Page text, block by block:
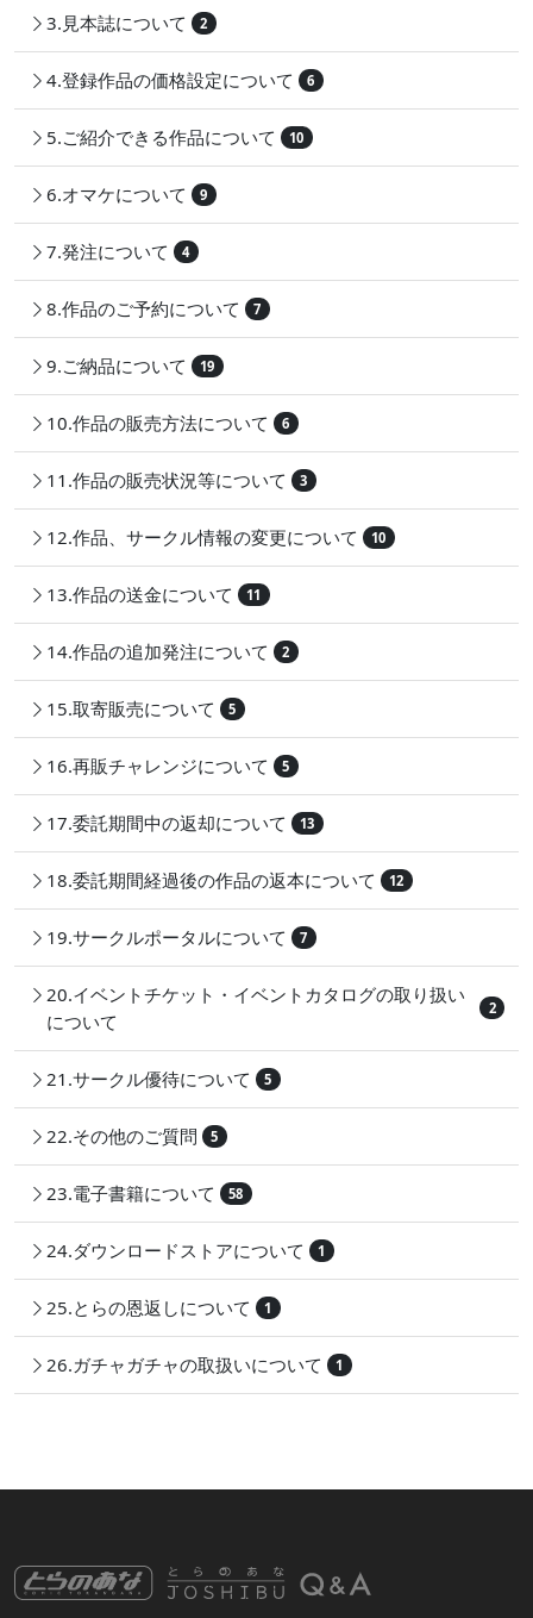
3.見本誌について 2
4.登録作品の価格設定について 6
5.ご紹介できる作品について 10
6.オマケについて 9
7.発注について 4
8.作品のご予約について 7
9.ご納品について 19
10.作品の販売方法について 6
11.作品の販売状況等について 3
12.作品、サークル情報の変更について 10
13.作品の送金について 11
14.作品の追加発注について 2
15.取寄販売について 5
16.再販チャレンジについて 5
17.委託期間中の返却について 13
18.委託期間経過後の作品の返本について 12
19.サークルポータルについて 7
20.イベントチケット・イベントカタログの取り扱い
について
2
21.サークル優待について 5
22.その他のご質問 5
23.電子書籍について 58
24.ダウンロードストアについて 1
25.とらの恩返しについて 1
26.ガチャガチャの取扱いについて 1